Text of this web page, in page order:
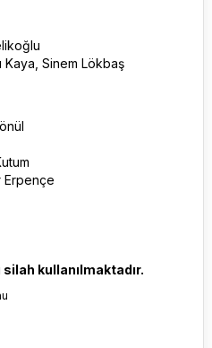
Kaya, Sinem Lökbaş
Erpençe
kullanılmaktadır.